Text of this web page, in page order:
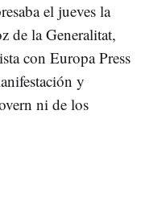
el jueves la
de la Generalitat,
con Europa Press
y
ni de los